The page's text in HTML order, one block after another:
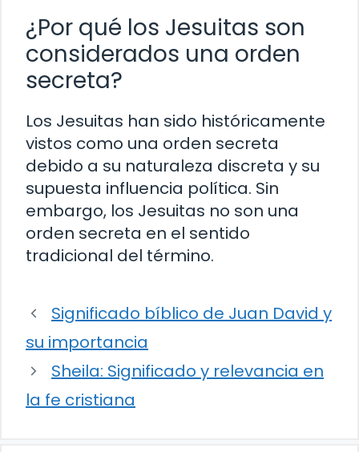
¿Por qué los Jesuitas son
considerados una orden
secreta?
Los Jesuitas han sido históricamente
vistos como una orden secreta
debido a su naturaleza discreta y su
supuesta influencia política. Sin
embargo, los Jesuitas no son una
orden secreta en el sentido
tradicional del término.
Significado bíblico de Juan David y
su importancia
Sheila: Significado y relevancia en
la fe cristiana